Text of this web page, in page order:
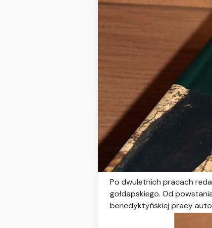
Po dwuletnich pracach
gołdapskiego. Od
benedyktyńskiej pracy